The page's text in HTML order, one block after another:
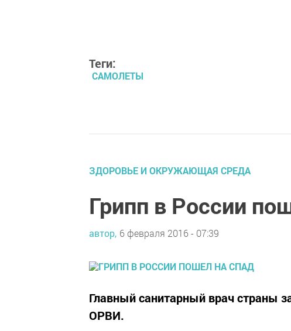
Теги:
САМОЛЕТЫ
ЗДОРОВЬЕ И ОКРУЖАЮЩАЯ СРЕДА
Грипп в России
автор, 6 февраля 2016 - 07:39
Главный санитарный врач страны
ОРВИ.